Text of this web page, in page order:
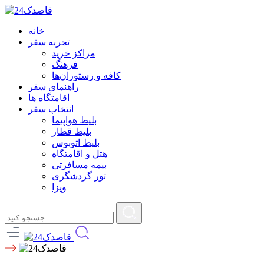
خانه
تجربه سفر
مراکز خرید
فرهنگ
کافه و رستوران‌ها
راهنمای سفر
اقامتگاه ها
انتخاب سفر
بلیط هواپیما
بلیط قطار
بلیط اتوبوس
هتل و اقامتگاه
بیمه مسافرتی
تور گردشگری
ویزا